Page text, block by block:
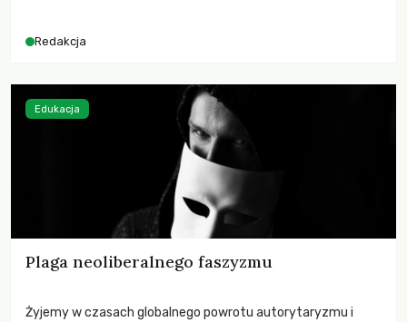
Redakcja
Plaga neoliberalnego faszyzmu
Żyjemy w czasach globalnego powrotu autorytaryzmu i
Edukacja